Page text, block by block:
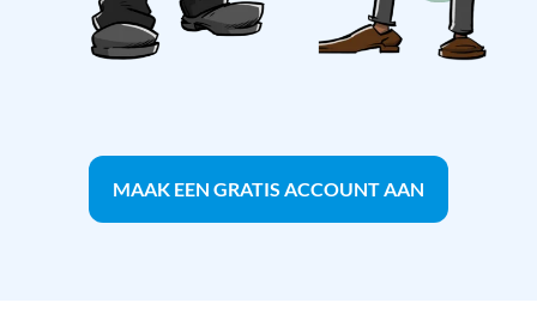
MAAK EEN GRATIS ACCOUNT AAN